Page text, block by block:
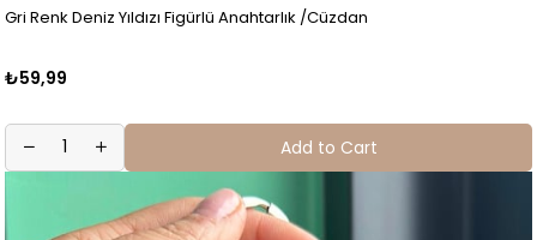
Gri Renk Deniz Yıldızı Figürlü Anahtarlık /Cüzdan
₺59,99
Add to Cart